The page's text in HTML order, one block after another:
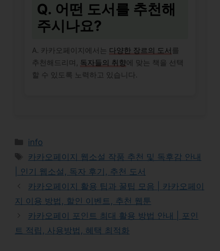
Q. 어떤 도서를 추천해
주시나요?
A. 카카오페이지에서는 다양한 장르의 도서를
추천해드리며, 독자들의 취향에 맞는 책을 선택
할 수 있도록 노력하고 있습니다.
Categories
info
Tags
카카오페이지 웹소설 작품 추천 및 독후감 안내
| 인기 웹소설, 독자 후기, 추천 도서
카카오페이지 활용 팁과 꿀팁 모음 | 카카오페이
지 이용 방법, 할인 이벤트, 추천 웹툰
카카오페이 포인트 최대 활용 방법 안내 | 포인
트 적립, 사용방법, 혜택 최적화